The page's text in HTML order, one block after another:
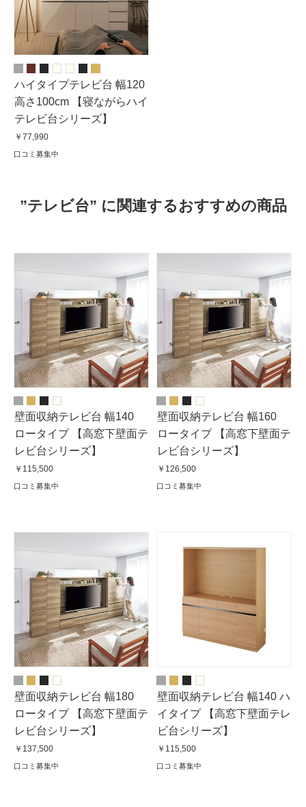
ハイタイプテレビ台 幅120
高さ100cm 【寝ながらハイ
テレビ台シリーズ】
￥77,990
口コミ募集中
”テレビ台” に関連するおすすめの商品
壁面収納テレビ台 幅140
ロータイプ 【高窓下壁面テ
レビ台シリーズ】
￥115,500
口コミ募集中
壁面収納テレビ台 幅160
ロータイプ 【高窓下壁面テ
レビ台シリーズ】
￥126,500
口コミ募集中
壁面収納テレビ台 幅180
ロータイプ 【高窓下壁面テ
レビ台シリーズ】
￥137,500
口コミ募集中
壁面収納テレビ台 幅140 ハ
イタイプ 【高窓下壁面テレ
ビ台シリーズ】
￥115,500
口コミ募集中